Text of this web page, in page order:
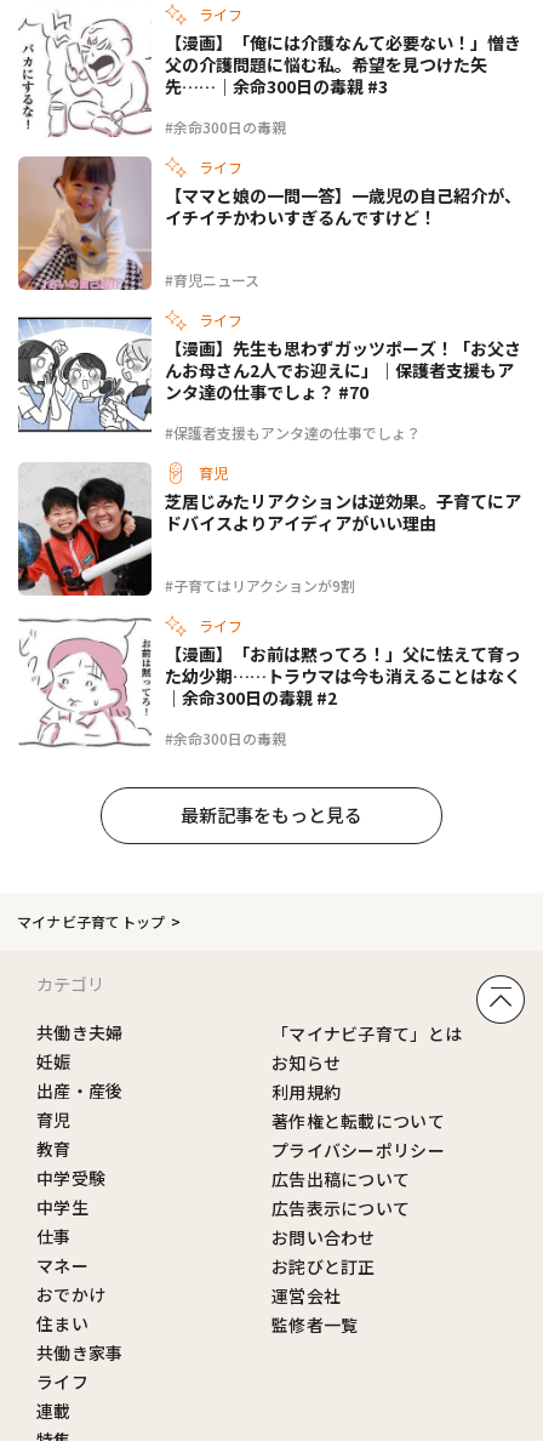
ライフ
#余命300日の毒親
【漫画】「俺には介護なんて必要ない！」憎き
父の介護問題に悩む私。希望を見つけた矢
先……｜余命300日の毒親 #3
ライフ
#育児ニュース
【ママと娘の一問一答】一歳児の自己紹介が、
イチイチかわいすぎるんですけど！
ライフ
#保護者支援もアンタ達の仕事でしょ？
【漫画】先生も思わずガッツポーズ！「お父さ
んお母さん2人でお迎えに」｜保護者支援もア
ンタ達の仕事でしょ？ #70
育児
#子育てはリアクションが9割
芝居じみたリアクションは逆効果。子育てにア
ドバイスよりアイディアがいい理由
ライフ
#余命300日の毒親
【漫画】「お前は黙ってろ！」父に怯えて育っ
た幼少期……トラウマは今も消えることはなく
｜余命300日の毒親 #2
最新記事をもっと見る
マイナビ子育てトップ
カテゴリ
共働き夫婦
妊娠
出産・産後
育児
教育
中学受験
中学生
仕事
マネー
おでかけ
住まい
共働き家事
ライフ
連載
「マイナビ子育て」とは
お知らせ
利用規約
著作権と転載について
プライバシーポリシー
広告出稿について
広告表示について
お問い合わせ
お詫びと訂正
運営会社
監修者一覧